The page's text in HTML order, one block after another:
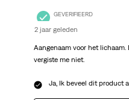
GEVERIFIEERD
2 jaar geleden
Aangenaam voor het lichaam.
vergiste me niet.
Ja, Ik beveel dit product